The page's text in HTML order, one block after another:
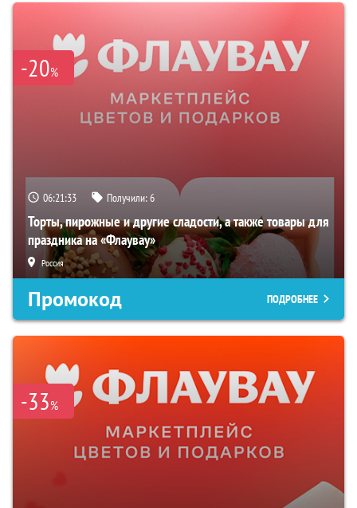
-20%
06:21:33 Получили:6
Торты, пирожные и другие сладости, а также товары для
праздника на «Флаувау»
Россия
Промокод ПОДРОБНЕЕ
-33%